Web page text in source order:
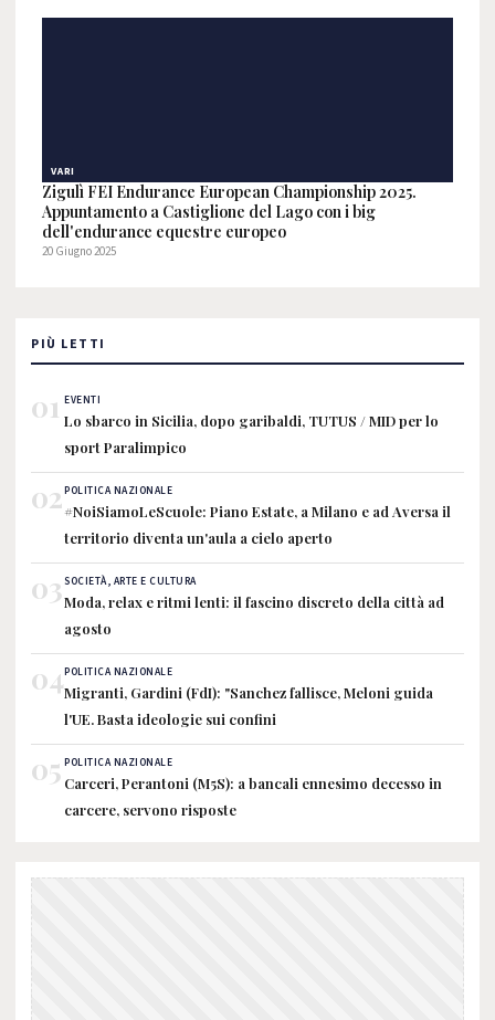
VARI
Zigulì FEI Endurance European Championship 2025.
Appuntamento a Castiglione del Lago con i big
dell'endurance equestre europeo
20 Giugno 2025
PIÙ LETTI
01 EVENTI
Lo sbarco in Sicilia, dopo garibaldi, TUTUS / MID per lo
sport Paralimpico
02POLITICA NAZIONALE
#NoiSiamoLeScuole: Piano Estate, a Milano e ad Aversa il
territorio diventa un'aula a cielo aperto
03SOCIETÀ, ARTE E CULTURA
Moda, relax e ritmi lenti: il fascino discreto della città ad
agosto
04POLITICA NAZIONALE
Migranti, Gardini (FdI): "Sanchez fallisce, Meloni guida
l'UE. Basta ideologie sui confini
05 POLITICA NAZIONALE
Carceri, Perantoni (M5S): a bancali ennesimo decesso in
carcere, servono risposte